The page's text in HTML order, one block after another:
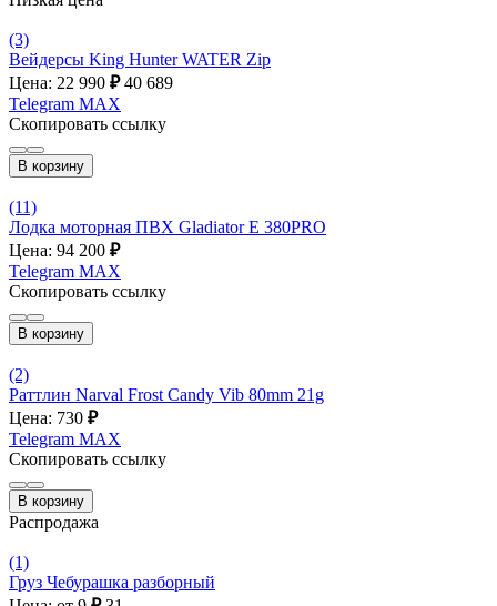
(3)
Вейдерсы King Hunter WATER Zip
Цена: 22 990 ₽ 40 689
Telegram MAX
Скопировать ссылку
В корзину
(11)
Лодка моторная ПВХ Gladiator E 380PRO
Цена: 94 200 ₽
Telegram MAX
Скопировать ссылку
В корзину
(2)
Раттлин Narval Frost Candy Vib 80mm 21g
Цена: 730 ₽
Telegram MAX
Скопировать ссылку
В корзину
Распродажа
(1)
Груз Чебурашка разборный